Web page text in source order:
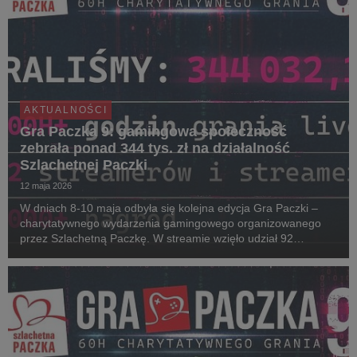
AKTUALNOŚCI
Gra Paczka 9: gamingowa społeczność
zebrała ponad 344 tys. zł na działalność
Szlachetnej Paczki
12 maja 2026
W dniach 8-10 maja odbyła się kolejna edycja Gra Paczki –
charytatywnego wydarzenia gamingowego organizowanego
przez Szlachetną Paczkę. W streamie wzięło udział 92
Noble Cup zwyciężył Enno, który wraz ze swoją ...